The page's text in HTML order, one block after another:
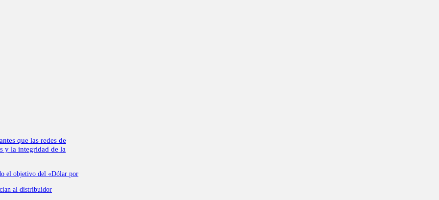
que las redes de
y la integridad de la
el objetivo del «Dólar por
al distribuidor